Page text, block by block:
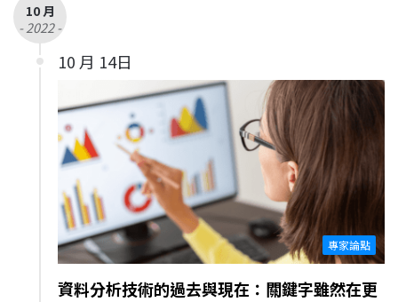
10 月
- 2022 -
10 月 14日
專家論點
資料分析技術的過去與現在：關鍵字雖然在更